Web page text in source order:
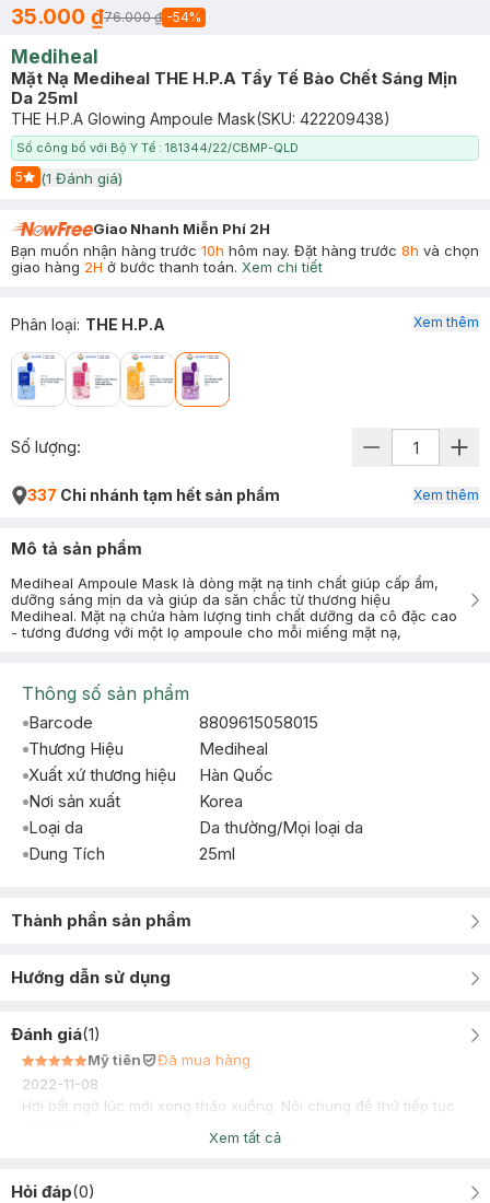
35.000 ₫76.000 ₫ -54%
Mediheal
Mặt Nạ Mediheal THE H.P.A Tẩy Tế Bào Chết Sáng Mịn
Da 25ml
THE H.P.A Glowing Ampoule Mask(SKU: 422209438)
Số công bố với Bộ Y Tế : 181344/22/CBMP-QLD
5
Start Icon
(1 Đánh giá)
Giao Nhanh Miễn Phí 2H
Bạn muốn nhận hàng trước 10h hôm nay. Đặt hàng trước 8h và chọn
giao hàng 2H ở bước thanh toán. Xem chi tiết
Phân loại: THE H.P.A Xem thêm
Số lượng:
337 Chi nhánh tạm hết sản phẩm Xem thêm
Mô tả sản phẩm
Mediheal Ampoule Mask là dòng mặt nạ tinh chất giúp cấp ẩm,
dưỡng sáng mịn da và giúp da săn chắc từ thương hiệu
Mediheal. Mặt nạ chứa hàm lượng tinh chất dưỡng da cô đặc cao
- tương đương với một lọ ampoule cho mỗi miếng mặt nạ,
Thông số sản phẩm
Barcode
8809615058015
Thương Hiệu
Mediheal
Xuất xứ thương hiệu
Hàn Quốc
Nơi sản xuất
Korea
Loại da
Da thường/Mọi loại da
Dung Tích
25ml
Thành phần sản phẩm
Hướng dẫn sử dụng
Đánh giá(1)
Mỹ tiên
Đã mua hàng
2022-11-08
Hơi bất ngờ lúc mới xong tháo xuống. Nói chung để thử tiếp tục
Xem tất cả
Hỏi đáp(0)